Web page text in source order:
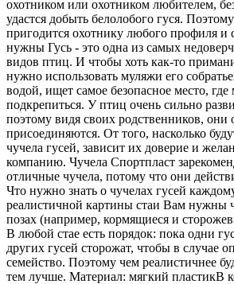
охотником или охотником любителем,
удастся добыть белолобого гуся.
пригодится охотнику любого профиля и
нужны Гусь - это одна из самых
видов птиц. И чтобы хоть как-то
нужно использовать муляжи его
водой, ищет самое безопасное место,
подкрепиться. У птиц очень сильно
поэтому видя своих родственников, они
присоединяются. От того, насколько
чучела гусей, зависит их доверие и
компанию. Чучела Спортпласт
отличные чучела, потому что они
Что нужно знать о чучелах гусей
реалистичной картины стаи Вам нужны
позах (например, кормящиеся и
В любой стае есть порядок: пока одни
других гусей сторожат, чтобы в случае
семейство. Поэтому чем реалистичнее
тем лучше. Материал: мягкий пластикВ